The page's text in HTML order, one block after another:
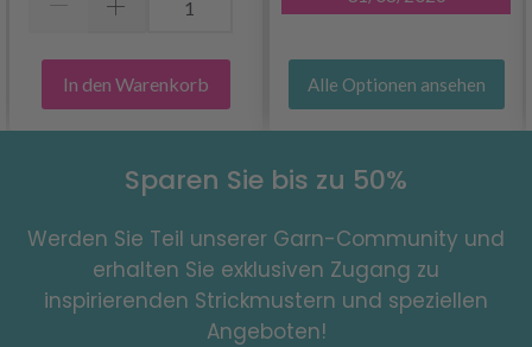
In den Warenkorb Alle Optionen ansehen
Sparen Sie bis zu 50%
Werden Sie Teil unserer Garn-Community und
erhalten Sie exklusiven Zugang zu
inspirierenden Strickmustern und speziellen
Angeboten!